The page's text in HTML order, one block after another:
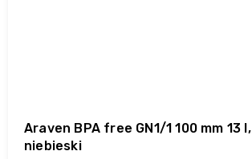
Araven BPA free GN1/1 100 mm 13 l,
niebieski